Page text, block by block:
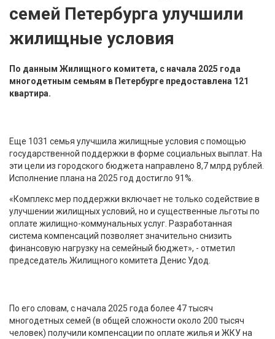
семей Петербурга улучшили
жилищные условия
По данным Жилищного комитета, с начала 2025 года
многодетным семьям в Петербурге предоставлена 121
квартира.
Еще 1031 семья улучшила жилищные условия с помощью
государственной поддержки в форме социальных выплат. На
эти цели из городского бюджета направлено 8,7 млрд рублей.
Исполнение плана на 2025 год достигло 91%.
«Комплекс мер поддержки включает не только содействие в
улучшении жилищных условий, но и существенные льготы по
оплате жилищно-коммунальных услуг. Разработанная
система компенсаций позволяет значительно снизить
финансовую нагрузку на семейный бюджет», - отметил
председатель Жилищного комитета Денис Удод.
По его словам, с начала 2025 года более 47 тысяч
многодетных семей (в общей сложности около 200 тысяч
человек) получили компенсации по оплате жилья и ЖКУ на